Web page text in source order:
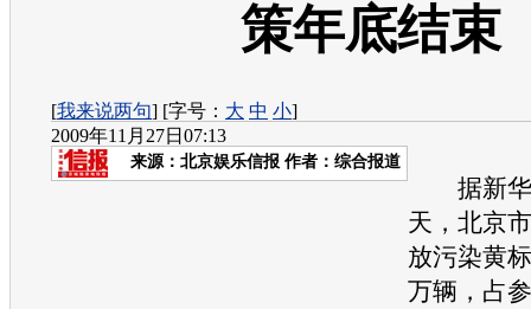
策年底结束
[我来说两句] [字号： 大 中 小]
2009年11月27日07:13
来源： 北京娱乐信报 作者：综合报道
据新华
天，北京
放污染黄
万辆，占